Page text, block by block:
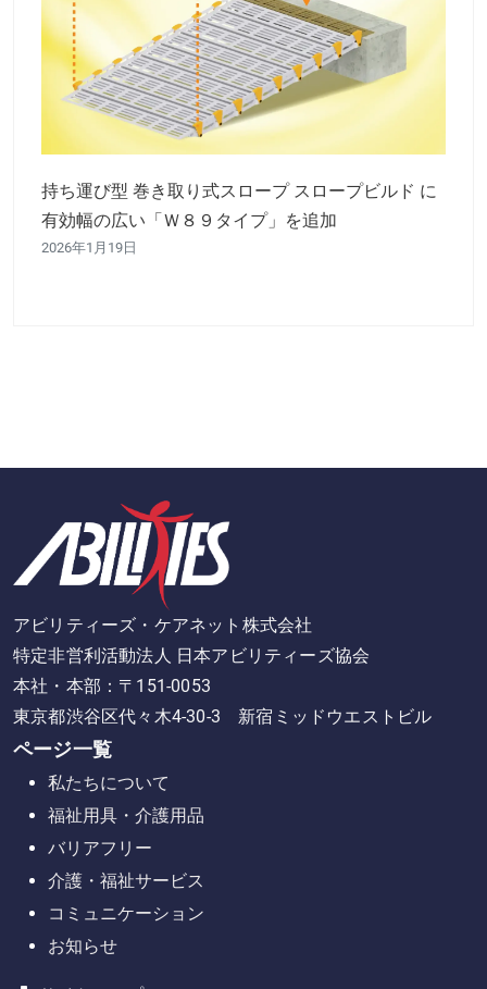
持ち運び型 巻き取り式スロープ スロープビルド に
有効幅の広い「Ｗ８９タイプ」を追加
2026年1月19日
アビリティーズ・ケアネット株式会社
特定非営利活動法人 日本アビリティーズ協会
本社・本部：〒151-0053
東京都渋谷区代々木4-30-3 新宿ミッドウエストビル
ページ一覧
私たちについて
福祉用具・介護用品
バリアフリー
介護・福祉サービス
コミュニケーション
お知らせ